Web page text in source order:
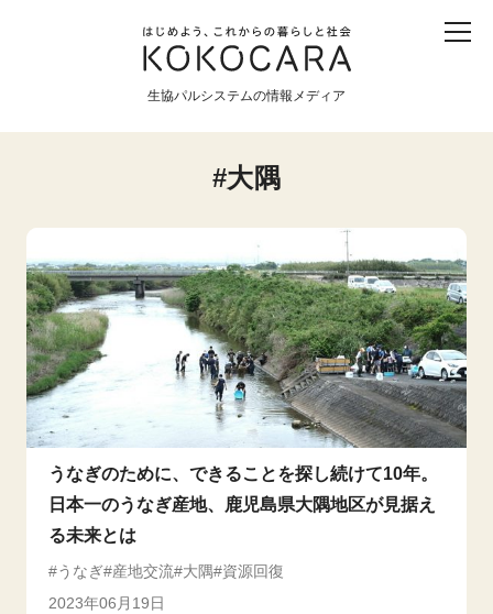
生協パルシステムの情報メディア
産直 食育 食べる 震災
環境と平和
生協の宅配パルシステム
大隅
うなぎのために、できることを探し続けて10年。
日本一のうなぎ産地、鹿児島県大隅地区が見据え
る未来とは
うなぎ 産地交流 大隅 資源回復
2023年06月19日